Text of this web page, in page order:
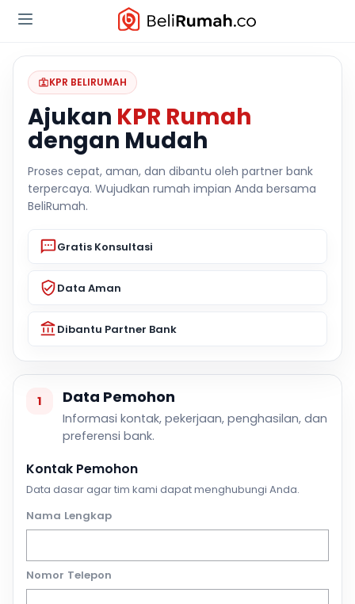
KPR BELIRUMAH
Ajukan KPR Rumah
dengan Mudah
Proses cepat, aman, dan dibantu oleh partner bank
terpercaya. Wujudkan rumah impian Anda bersama
BeliRumah.
Gratis Konsultasi
Data Aman
Dibantu Partner Bank
1 Data Pemohon
Informasi kontak, pekerjaan, penghasilan, dan
preferensi bank.
Kontak Pemohon
Data dasar agar tim kami dapat menghubungi Anda.
Nama Lengkap
Nomor Telepon